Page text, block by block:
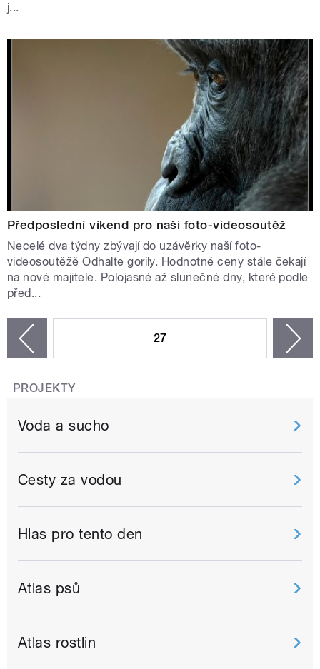
j...
Předposlední víkend pro naši foto-videosoutěž
Necelé dva týdny zbývají do uzávěrky naší foto-
videosoutěžě Odhalte gorily. Hodnotné ceny stále čekají
na nové majitele. Polojasné až slunečné dny, které podle
před...
27
PROJEKTY
Voda a sucho
Cesty za vodou
Hlas pro tento den
Atlas psů
Atlas rostlin